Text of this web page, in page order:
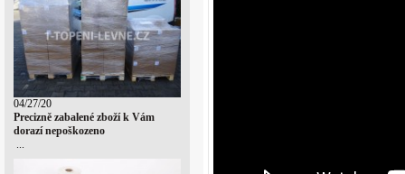
04/27/20
Precizně zabalené zboží k Vám
dorazí nepoškozeno
...